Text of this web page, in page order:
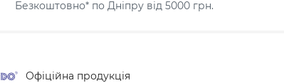
Безкоштовно* по Дніпру від 5000 грн.
Офіційна продукція